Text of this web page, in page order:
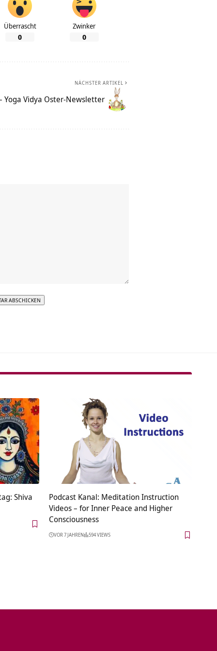
Überrascht
0
Zwinker
0
NÄCHSTER ARTIKEL
Yoga Vidya Oster-Newsletter
Shiva
Podcast Kanal: Meditation Instruction
Videos – for Inner Peace and Higher
Consciousness
VOR 7 JAHREN 594 VIEWS